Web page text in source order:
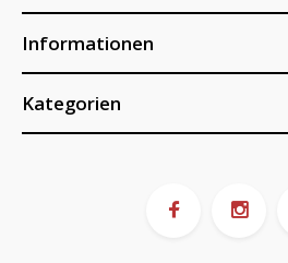
Informationen
Kategorien